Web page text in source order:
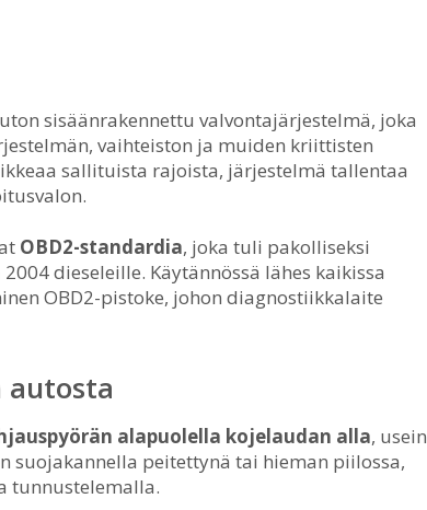
sisäänrakennettu valvontajärjestelmä, joka
vaihteiston ja muiden kriittisten
sallituista rajoista, järjestelmä tallentaa
OBD2-standardia, joka tuli pakolliseksi
dieseleille. Käytännössä lähes kaikissa
OBD2-pistoke, johon diagnostiikkalaite
autosta
alapuolella kojelaudan alla, usein
suojakannella peitettynä tai hieman piilossa,
tunnustelemalla.